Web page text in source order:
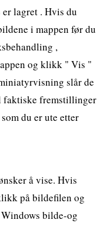
lagret . Hvis du
i mappen før du
,
og klikk " Vis "
slår de
faktiske fremstillinger
du er ute etter
å vise. Hvis
på bildefilen og
bilde-og